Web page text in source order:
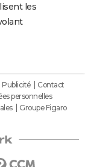
les
Publicité
Contact
personnelles
Groupe Figaro